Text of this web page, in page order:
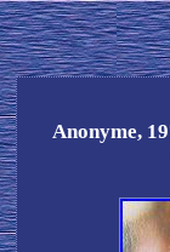
Anonyme,